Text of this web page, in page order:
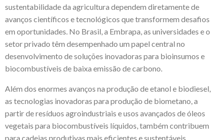
sustentabilidade da agricultura dependem diretamente de
avanços científicos e tecnológicos que transformem desafios
em oportunidades. No Brasil, a Embrapa, as universidades e o
setor privado têm desempenhado um papel central no
desenvolvimento de soluções inovadoras para bioinsumos e
biocombustíveis de baixa emissão de carbono.
Além dos enormes avanços na produção de etanol e biodiesel,
as tecnologias inovadoras para produção de biometano, a
partir de resíduos agroindustriais e usos avançados de óleos
vegetais para biocombustíveis líquidos, também contribuem
para cadeias produtivas mais eficientes e sustentáveis.